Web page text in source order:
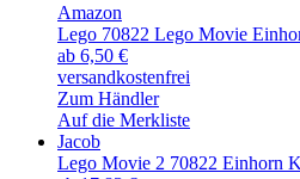
Amazon
Lego 70822 Lego Movie
ab 6,50 €
versandkostenfrei
Zum Händler
Auf die Merkliste
Jacob
Lego Movie 2 70822 Einhorn